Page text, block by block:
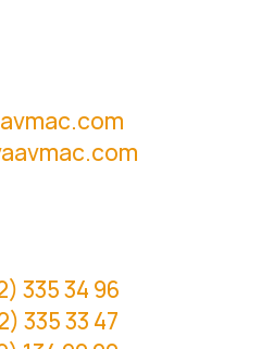
335 34 96
335 33 47